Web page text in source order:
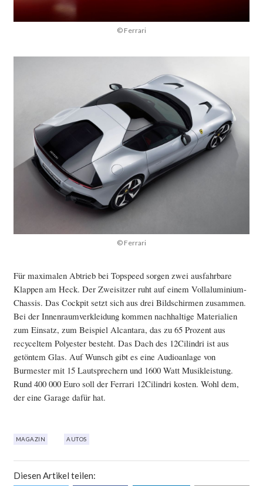
© Ferrari
© Ferrari
Für maximalen Abtrieb bei Topspeed sorgen zwei ausfahrbare
Klappen am Heck. Der Zweisitzer ruht auf einem Vollaluminium-
Chassis. Das Cockpit setzt sich aus drei Bildschirmen zusammen.
Bei der Innenraumverkleidung kommen nachhaltige Materialien
zum Einsatz, zum Beispiel Alcantara, das zu 65 Prozent aus
recyceltem Polyester besteht. Das Dach des 12Cilindri ist aus
getöntem Glas. Auf Wunsch gibt es eine Audioanlage von
Burmester mit 15 Lautsprechern und 1600 Watt Musikleistung.
Rund 400 000 Euro soll der Ferrari 12Cilindri kosten. Wohl dem,
der eine Garage dafür hat.
MAGAZIN AUTOS
Diesen Artikel teilen: